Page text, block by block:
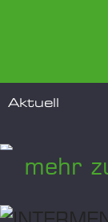
Aktuell
mehr